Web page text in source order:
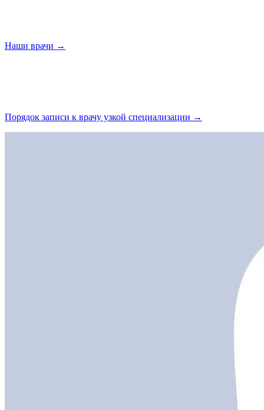
Наши врачи →
Порядок записи к врачу узкой специализации →